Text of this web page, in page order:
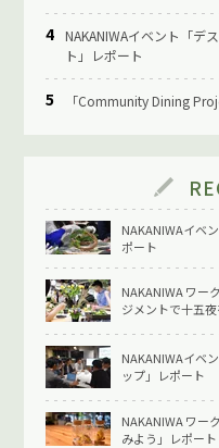
NAKANIWAイベント「デ
ト」レポート
「Community Dining
NAKANIWAイベ
ポート
NAKANIWA ワー
ジメントで十五
NAKANIWAイベ
ップ」レポート
NAKANIWA ワー
みよう」レポート